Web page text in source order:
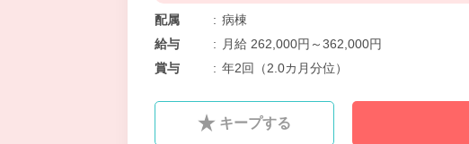
配属 : 病棟
給与
:
月給 262,000円～362,000円
賞与
: 年2回（2.0カ月分位）
キープする